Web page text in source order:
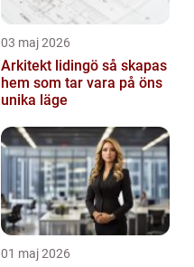
03 maj 2026
Arkitekt lidingö så skapas
hem som tar vara på öns
unika läge
01 maj 2026